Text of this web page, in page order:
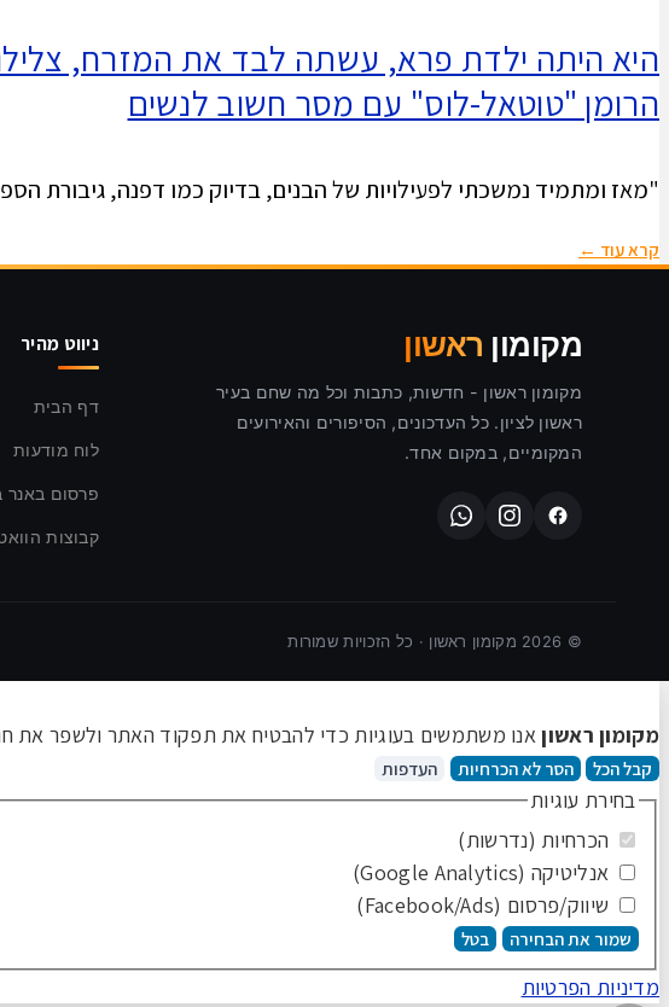
היא היתה ילדת פרא, עשתה לבד את המזרח,
הרומן "טוטאל-לוס" עם מסר חשוב לנשים
"מאז ומתמיד נמשכתי לפעילויות של הבנים, בדיוק כמו דפנה, גיבורת
קרא עוד ←
מקומון ראשון
מקומון ראשון - חדשות, כתבות וכל מה שחם בעיר
ראשון לציון. כל העדכונים, הסיפורים והאירועים
המקומיים, במקום אחד.
ניווט מהיר
דף הבית
לוח מודעות
פרסום באנר
קבוצות
©
2026 מקומון ראשון · כל הזכויות שמורות
מקומון ראשוןאנו משתמשים בעוגיות כדי להבטיח את תפקוד האתר ולשפר את
קבל הכל הסר לא הכרחיות העדפות
בחירת עוגיות
הכרחיות (נדרשות)
אנליטיקה (Google Analytics)
שיווק/פרסום (Facebook/Ads)
שמור את הבחירה בטל
מדיניות הפרטיות